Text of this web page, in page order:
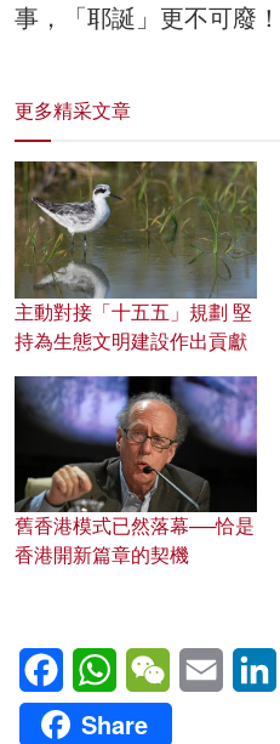
事，「耶誕」更不可廢！
更多精采文章
主動對接「十五五」規劃 堅
持為生態文明建設作出貢獻
舊香港模式已然落幕──恰是
香港開新篇章的契機
FacebookWhatsAppWeChatEmail
Share